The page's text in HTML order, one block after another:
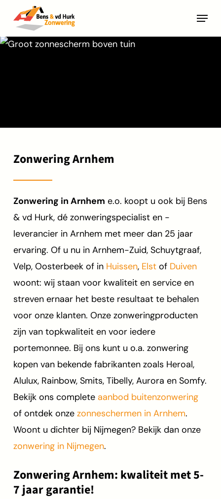
main
Menu
Zonwering Arnhem
Zonwering in Arnhem e.o. koopt u ook bij Bens
& vd Hurk, dé zonweringspecialist en -
leverancier in Arnhem met meer dan 25 jaar
ervaring. Of u nu in Arnhem-Zuid, Schuytgraaf,
Velp, Oosterbeek of in Huissen, Elstof Duiven
woont: wij staan voor kwaliteit en service en
streven ernaar het beste resultaat te behalen
voor onze klanten. Onze zonweringproducten
zijn van topkwaliteit en voor iedere
portemonnee. Bij ons kunt u o.a. zonwering
kopen van bekende fabrikanten zoals Heroal,
Alulux, Rainbow, Smits, Tibelly, Aurora en Somfy.
Bekijk ons complete aanbod buitenzonwering
of ontdek onze zonneschermen in Arnhem.
Woont u dichter bij Nijmegen? Bekijk dan onze
zonwering in Nijmegen.
Zonwering Arnhem: kwaliteit met 5-
7 jaar garantie!